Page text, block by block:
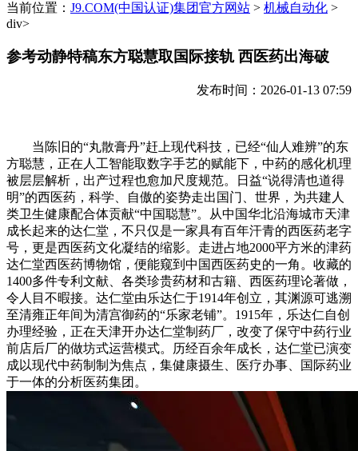
当前位置： J9.COM(中国认证)集团官方网站 > 机械自动化 >
div>
参考动静特稿东方聪慧取国际接轨 西医药出海破
发布时间：2026-01-13 07:59
当陈旧的“丸散膏丹”赶上现代科技，已经“仙人难辨”的东
方聪慧，正在人工智能取数字手艺的赋能下，中药的感化机理
被层层解析，出产过程也愈加尺度规范。日益“说得清也道得
明”的西医药，科学、自傲的姿势走出国门、世界，为共建人
类卫生健康配合体贡献“中国聪慧”。从中国华北沿海城市天津
成长起来的达仁堂，不只仅是一家具有百年汗青的西医药老字
号，更是西医药文化凝结的缩影。走进占地2000平方米的津药
达仁堂西医药博物馆，便能窥到中国西医药史的一角。收藏的
1400多件专利文献、各类珍贵药材和古籍、西医药理论著做，
令人目不暇接。达仁堂由乐达仁于1914年创立，其渊源可逃溯
至清雍正年间为清宫御药的“乐家老铺”。1915年，乐达仁自创
办理经验，正在天津开办达仁堂制药厂，改变了保守中药行业
前店后厂的做坊式运营模式。历经百余年成长，达仁堂已演变
成以现代中药制制为焦点，集健康摄生、医疗办事、国际药业
于一体的分析医药集团。